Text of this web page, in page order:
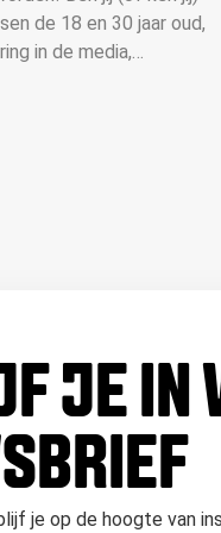
de 18 en 30 jaar oud,
in de media,
Award van 2024 in de
JE IN
je op de hoogte van